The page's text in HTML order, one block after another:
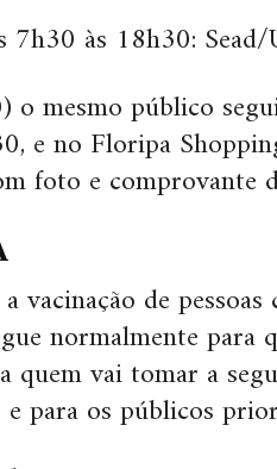
7h30 às 18h30: Sead/
mesmo público
e no Floripa
foto e comprovante
vacinação de
normalmente para
quem vai tomar a
para os públicos